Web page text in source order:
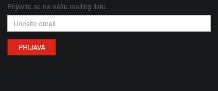
Prijavite se na našu mailing listu
PRIJAVA